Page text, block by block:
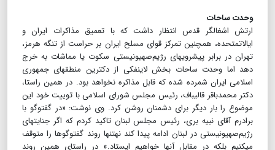
وحدت ساحات
ارتش اشغالگر قدس انتظار داشت که با تعمیق مذاکرات ایران و
ایالات‎متحده، همچنین تمرکز قوای مسلح ایران بر حراست از تنگه هرمز،
تهران در برابر پیشروی‎های رژیم‌صهیونیستی سکوت یا مماشات به ‎خرج
دهد اما وحدت ساحات بخش لاینفکی از دکترین منطقه‎ای جمهوری
اسلامی ایران شمرده شده که قابل مذاکره نخواهد بود. در همین راستا،
دکتر محمدباقر قالیباف، رئیس مجلس شورای اسلامی با توییت خود این
موضوع را بار دیگر برای دشمنان روشن کرد. وی نوشت: «در گفت‎وگو با
برادرم آقای نبیه بری، رئیس مجلس لبنان تاکید کردم که اگر جنایت‎های
رژیم‌صهیونیستی در لبنان ادامه پیدا کند نه‎تنها روند گفت‎وگوها را متوقف
می‎کنیم بلکه در مقابل آنها خواهیم ایستاد.» در راستای همین روند